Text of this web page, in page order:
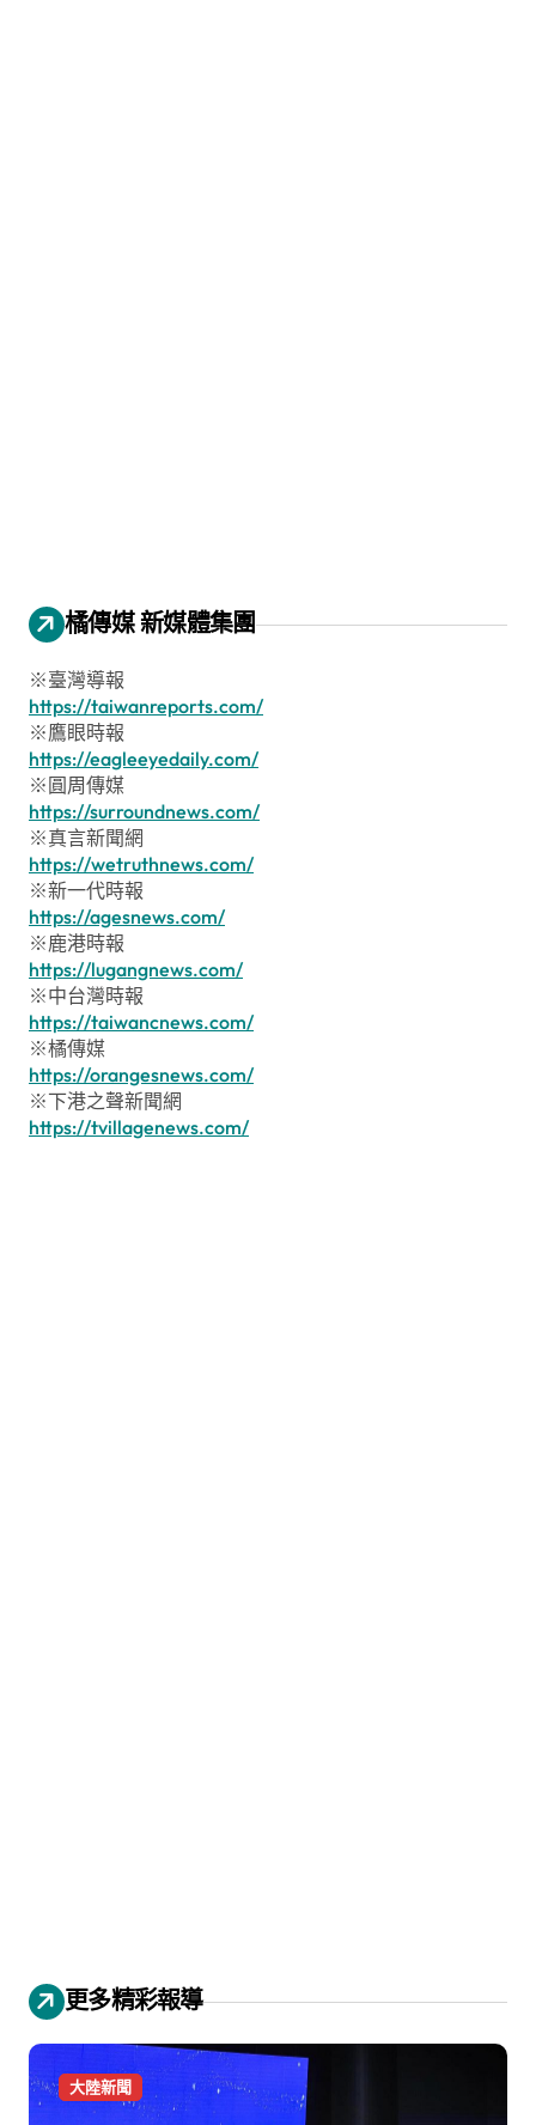
橘傳媒 新媒體集團
※臺灣導報
https://taiwanreports.com/
※鷹眼時報
https://eagleeyedaily.com/
※圓周傳媒
https://surroundnews.com/
※真言新聞網
https://wetruthnews.com/
※新一代時報
https://agesnews.com/
※鹿港時報
https://lugangnews.com/
※中台灣時報
https://taiwancnews.com/
※橘傳媒
https://orangesnews.com/
※下港之聲新聞網
https://tvillagenews.com/
更多精彩報導
大陸新聞